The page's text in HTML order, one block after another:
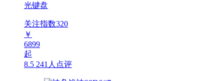
光键盘
关注指数320
￥
6899
起
8.5 241人点评